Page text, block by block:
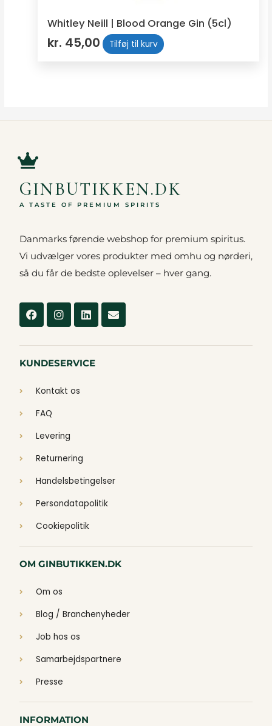
Whitley Neill | Blood Orange Gin (5cl)
kr. 45,00 Tilføj til kurv
GINBUTIKKEN.DK
A TASTE OF PREMIUM SPIRITS
Danmarks førende webshop for premium spiritus.
Vi udvælger vores produkter med omhu og nørderi,
så du får de bedste oplevelser – hver gang.
FacebookInstagram
LinkedinEnvelope
KUNDESERVICE
Kontakt os
FAQ
Levering
Returnering
Handelsbetingelser
Persondatapolitik
Cookiepolitik
OM GINBUTIKKEN.DK
Om os
Blog / Branchenyheder
Job hos os
Samarbejdspartnere
Presse
INFORMATION